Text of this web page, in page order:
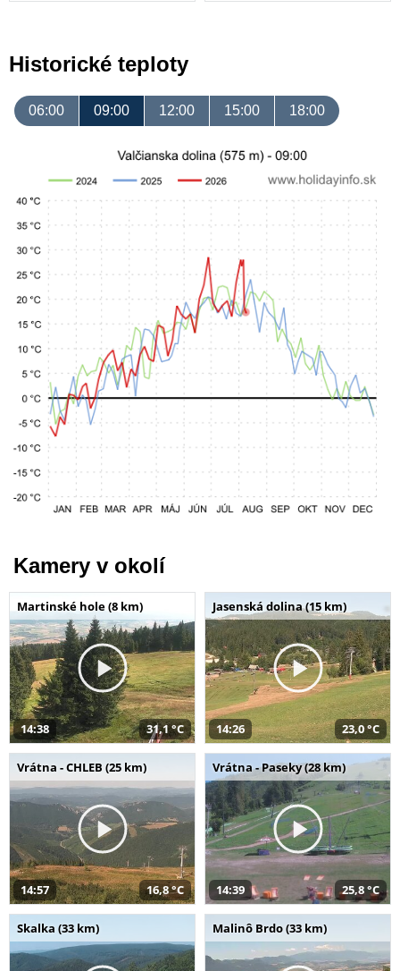
Historické teploty
06:00 09:00 12:00 15:00 18:00
Kamery v okolí
Martinské hole (8 km)
14:38 31,1 °C
Jasenská dolina (15 km)
14:26 23,0 °C
Vrátna - CHLEB (25 km)
14:57 16,8 °C
Vrátna - Paseky (28 km)
14:39 25,8 °C
Skalka (33 km) Malinô Brdo (33 km)